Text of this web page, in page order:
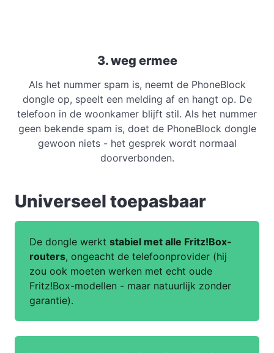
3. weg ermee
Als het nummer spam is, neemt de PhoneBlock
dongle op, speelt een melding af en hangt op. De
telefoon in de woonkamer blijft stil. Als het nummer
geen bekende spam is, doet de PhoneBlock dongle
gewoon niets - het gesprek wordt normaal
doorverbonden.
Universeel toepasbaar
De dongle werkt stabiel met alle Fritz!Box-
routers, ongeacht de telefoonprovider (hij
zou ook moeten werken met echt oude
Fritz!Box-modellen - maar natuurlijk zonder
garantie).